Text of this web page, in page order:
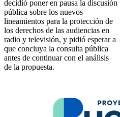
decidió poner en pausa la discusión
pública sobre los nuevos
lineamientos para la protección de
los derechos de las audiencias en
radio y televisión, y pidió esperar a
que concluya la consulta pública
antes de continuar con el análisis
de la propuesta.